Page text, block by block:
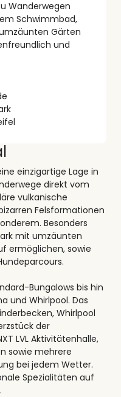
Wanderwegen
Schwimmbad,
Gärten
und
einzigartige Lage in
direkt vom
vulkanische
Felsformationen
Besonders
mit umzäunten
ermöglichen, sowie
Bungalows bis hin
und Whirlpool. Das
Whirlpool
der
LVL Aktivitätenhalle,
sowie mehrere
bei jedem Wetter.
Spezialitäten auf